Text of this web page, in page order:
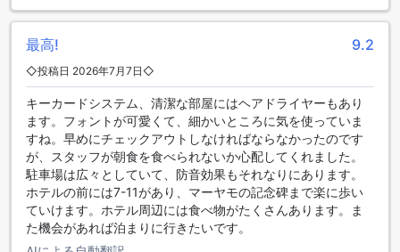
束するためにさまざまな便利な設備を提供しています。ホテ
ル内には、ランドリーサービスやルームサービスがあり、お
ボックスも完備されており、貴重品を安全に保管することが
できます。また、コンシェルジュサービスも利用でき、観光
情報やレストランの予約など、さまざまなお手伝いをしてく
れます。
公共エリアではWi-Fiが利用可能であり、インターネットに接
続して情報をチェックすることができます。喫煙エリアも指
定されており、喫煙される方にも快適な空間を提供していま
す。全ての客室でも無料のWi-Fiが利用でき、快適なインター
ネット環境を提供しています。さらに、ドライクリーニング
や荷物預かり、毎日のハウスキーピングなどのサービスも充
最高! 9.2
◇投稿日 2026年7月7日◇
キーカードシステム、清潔な部屋にはヘアドライヤーもあり
ます。フォントが可愛くて、細かいところに気を使っていま
すね。早めにチェックアウトしなければならなかったのです
が、スタッフが朝食を食べられないか心配してくれました。
駐車場は広々としていて、防音効果もそれなりにあります。
ホテルの前には7-11があり、マーヤモの記念碑まで楽に歩い
ていけます。ホテル周辺には食べ物がたくさんあります。ま
た機会があれば泊まりに行きたいです。